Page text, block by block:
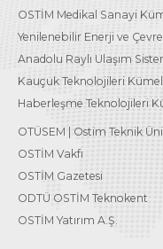
OSTİM Medikal Sanayi
Yenilenebilir Enerji ve
Anadolu Raylı Ulaşım
Kauçuk Teknolojileri
Haberleşme Teknolojileri
OTÜSEM | Ostim Teknik
OSTİM Vakfı
OSTİM Gazetesi
ODTÜ OSTİM Teknokent
OSTİM Yatırım A.Ş.